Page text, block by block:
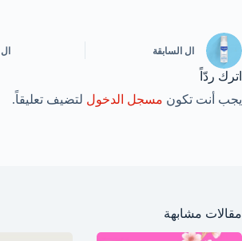
ال السابقة ال
اترك ردّاً
يجب أنت تكون مسجل الدخول لتضيف تعليقاً.
مقالات مشابهة